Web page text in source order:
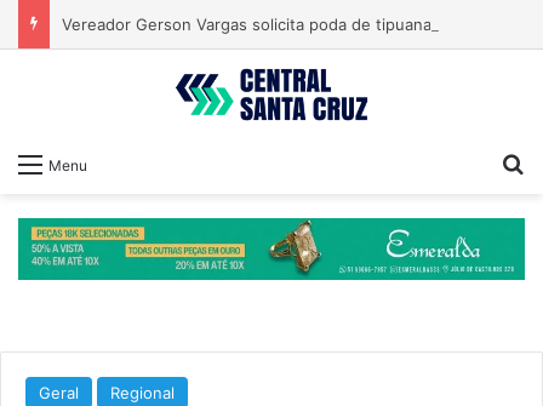
Menu
Geral Regional